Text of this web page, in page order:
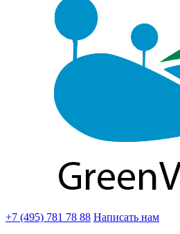
+7 (495) 781 78 88 Написать нам